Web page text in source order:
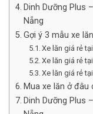
Dinh Dưỡng Plus
Nẵng
Gợi ý 3 mẫu xe
Xe lăn giá rẻ
Xe lăn giá rẻ
Xe lăn giá rẻ
Mua xe lăn ở đâu
Dinh Dưỡng Plus